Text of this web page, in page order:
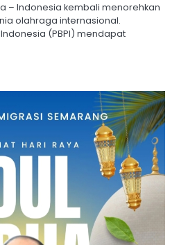
– Indonesia kembali menorehkan
olahraga internasional.
(PBPI) mendapat